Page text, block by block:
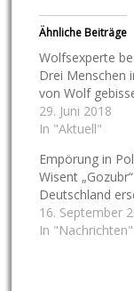
Ähnliche Beiträge
Wolfsexperte
Drei Menschen
von Wolf
29. Juni 2018
In "Aktuell"
Empörung in
Wisent
Deutschland
16. September
In "Nachrichten"